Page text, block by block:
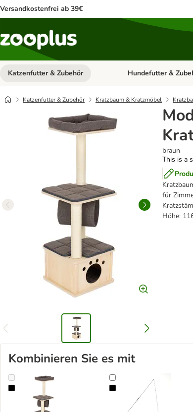
Versandkostenfrei ab 39€
Katzenfutter & Zubehör Kategorie-Menü
Hundefutter &
Katzenfutter & Zubehör Kratzbaum & Kratzmöbel
braun
This is a
für
Höhe:
Kombinieren Sie es mit
Modern Living Kratzbaum Iona Katzenangel Bird